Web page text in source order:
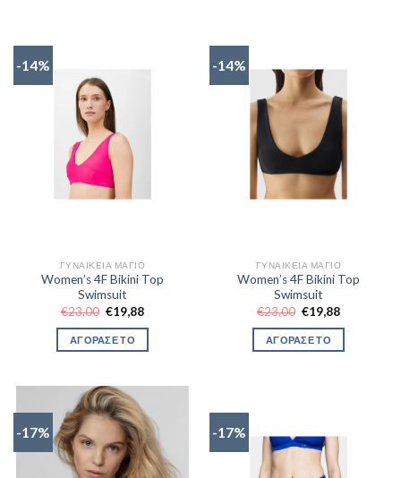
-14%
ΓΥΝΑΙΚΕΊΑ ΜΑΓΙΌ
Women’s 4F Bikini Top
Swimsuit
€23,00 Original
price
was:
€23,00.
€19,88Η
τιμή
ΑΓΟΡΑΣΕ ΤΟ
-14%
ΓΥΝΑΙΚΕΊΑ ΜΑΓΙΌ
Women’s 4F Bikini Top
Swimsuit
€23,00 Original
price
was:
€23,00.
€19,88Η
τιμή
ΑΓΟΡΑΣΕ ΤΟ
-17% -17%